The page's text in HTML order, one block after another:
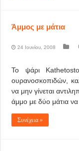
Άμμος με μάτια
24 Ιουνίου, 2008
Το ψάρι
ουρανοσκοπιδών,
να μην γίνεται
άμμο με δύο μάτια να
Συνέχεια »